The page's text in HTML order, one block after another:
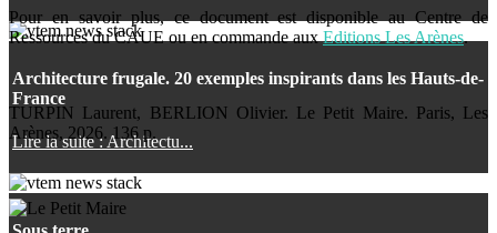
Architecture frugale. 20 exemples inspirants dans les Hauts-de-
France
Lire la suite : Architectu...
Pour en savoir plus, ce document est disponible au Centre de
Ressources du CAUE ou en commande auxEditions Les Arènes.
TURPIN Laurent, BERLION Olivier. Le Petit Maire. Paris, Les
Arènes, 2026. 136 p.